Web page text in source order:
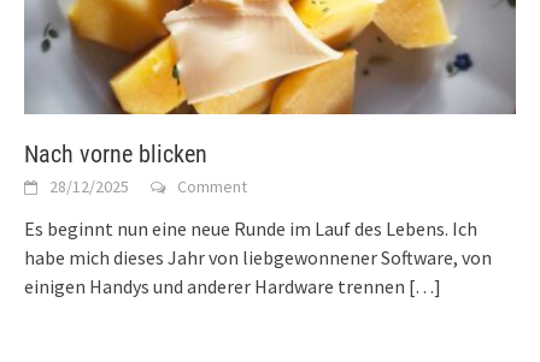
Nach vorne blicken
28/12/2025 Comment
Es beginnt nun eine neue Runde im Lauf des Lebens. Ich
habe mich dieses Jahr von liebgewonnener Software, von
einigen Handys und anderer Hardware trennen […]